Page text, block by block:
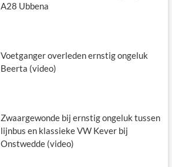
A28 Ubbena
Voetganger overleden ernstig ongeluk
Beerta (video)
Zwaargewonde bij ernstig ongeluk tussen
lijnbus en klassieke VW Kever bij
Onstwedde (video)